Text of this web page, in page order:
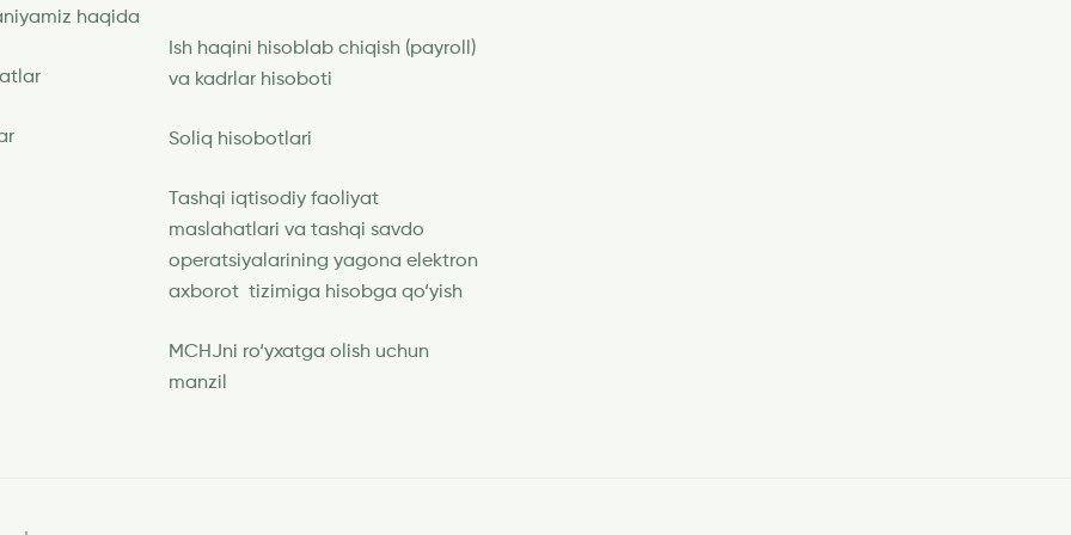
haqida
Ish haqini hisoblab chiqish (payroll)
va kadrlar hisoboti
Soliq hisobotlari
Tashqi iqtisodiy faoliyat
maslahatlari va tashqi savdo
operatsiyalarining yagona elektron
axborot tizimiga hisobga qo‘yish
MCHJni ro‘yxatga olish uchun
manzil